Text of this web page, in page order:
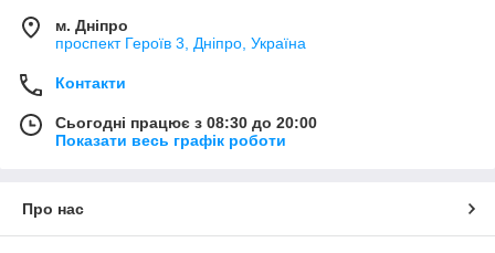
м. Дніпро
проспект Героїв 3, Дніпро, Україна
Контакти
Сьогодні працює з 08:30 до 20:00
Показати весь графік роботи
Про нас